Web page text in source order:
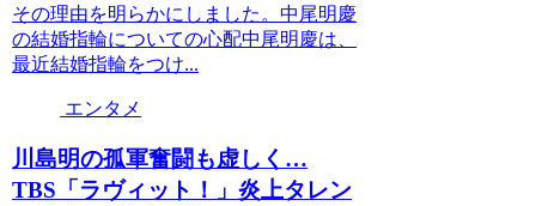
その理由を明らかにしました。中尾明慶
の結婚指輪についての心配中尾明慶は、
最近結婚指輪をつけ...
エンタメ
川島明の孤軍奮闘も虚しく…
TBS「ラヴィット！」炎上タレン